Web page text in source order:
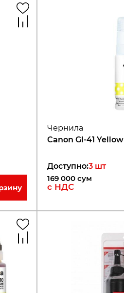
Чернила
Canon GI-41 Yellow
Доступно:3 шт
169 000 сум
с НДС